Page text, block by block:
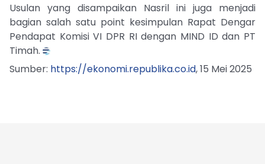
Usulan yang disampaikan Nasril ini juga menjadi
bagian salah satu point kesimpulan Rapat Dengar
Pendapat Komisi VI DPR RI dengan MIND ID dan PT
Timah.
Sumber: https://ekonomi.republika.co.id, 15 Mei 2025